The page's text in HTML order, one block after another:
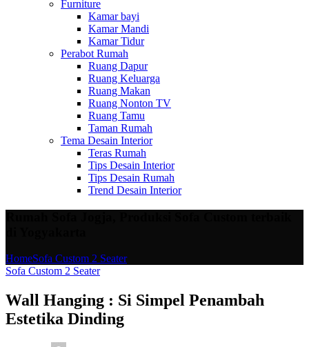
Furniture
Kamar bayi
Kamar Mandi
Kamar Tidur
Perabot Rumah
Ruang Dapur
Ruang Keluarga
Ruang Makan
Ruang Nonton TV
Ruang Tamu
Taman Rumah
Tema Desain Interior
Teras Rumah
Tips Desain Interior
Tips Desain Rumah
Trend Desain Interior
HomeSofa Custom 2 Seater
Sofa Custom 2 Seater
Wall Hanging : Si Simpel Penambah
Estetika Dinding